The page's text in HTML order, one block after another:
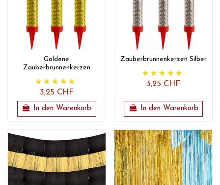
Goldene
Zauberbrunnenkerzen
3,25 CHF
In den Warenkorb
Zauberbrunnenkerzen Silber
3,25 CHF
In den Warenkorb